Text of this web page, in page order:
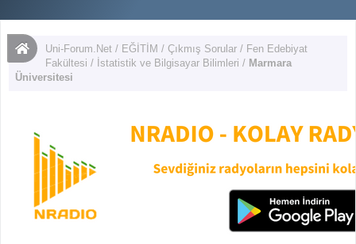
Uni-Forum.Net / EĞİTİM /Çıkmış Sorular / Fen Edebiyat
Fakültesi / İstatistik ve Bilgisayar Bilimleri / Marmara
Üniversitesi